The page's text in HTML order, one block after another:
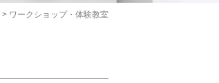
> ワークショップ・体験教室